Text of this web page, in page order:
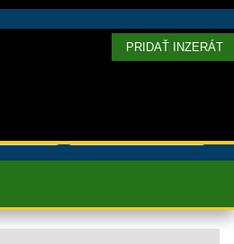
PRIDAŤ INZERÁT